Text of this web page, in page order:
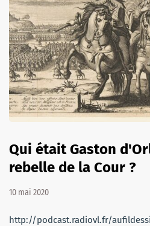
Qui était Gaston
rebelle de la Cour ?
10 mai 2020
http://podcast.radiovl.fr/